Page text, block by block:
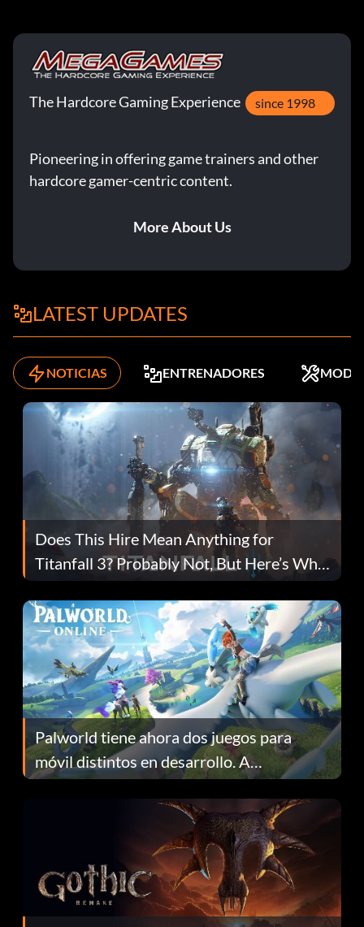
The Hardcore Gaming Experience since 1998
Pioneering in offering game trainers and other
hardcore gamer-centric content.
More About Us
LATEST UPDATES
NOTICIAS ENTRENADORES MODS
Does This Hire Mean Anything for
Titanfall 3? Probably Not, But Here’s Why
Fans Are Hopeful
Palworld tiene ahora dos juegos para
móvil distintos en desarrollo. A
continuación te explicamos por qué.